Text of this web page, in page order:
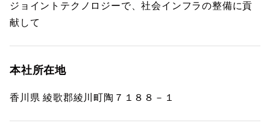
ジョイントテクノロジーで、社会インフラの整備に貢
献して
本社所在地
香川県 綾歌郡綾川町陶７１８８－１